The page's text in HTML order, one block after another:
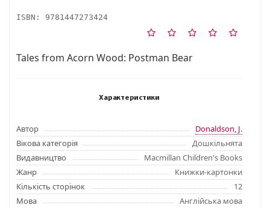
ISBN: 9781447273424
Tales from Acorn Wood: Postman Bear
Характеристики
Автор
Donaldson, J.
Вікова категорія
Дошкільнята
Видавництво
Macmillan Children's Books
Жанр
Книжки-картонки
Кількість сторінок
12
Мова
Англійська мова